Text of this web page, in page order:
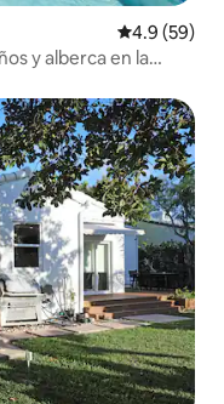
Calificación
4.9 (59)
y alberca en la